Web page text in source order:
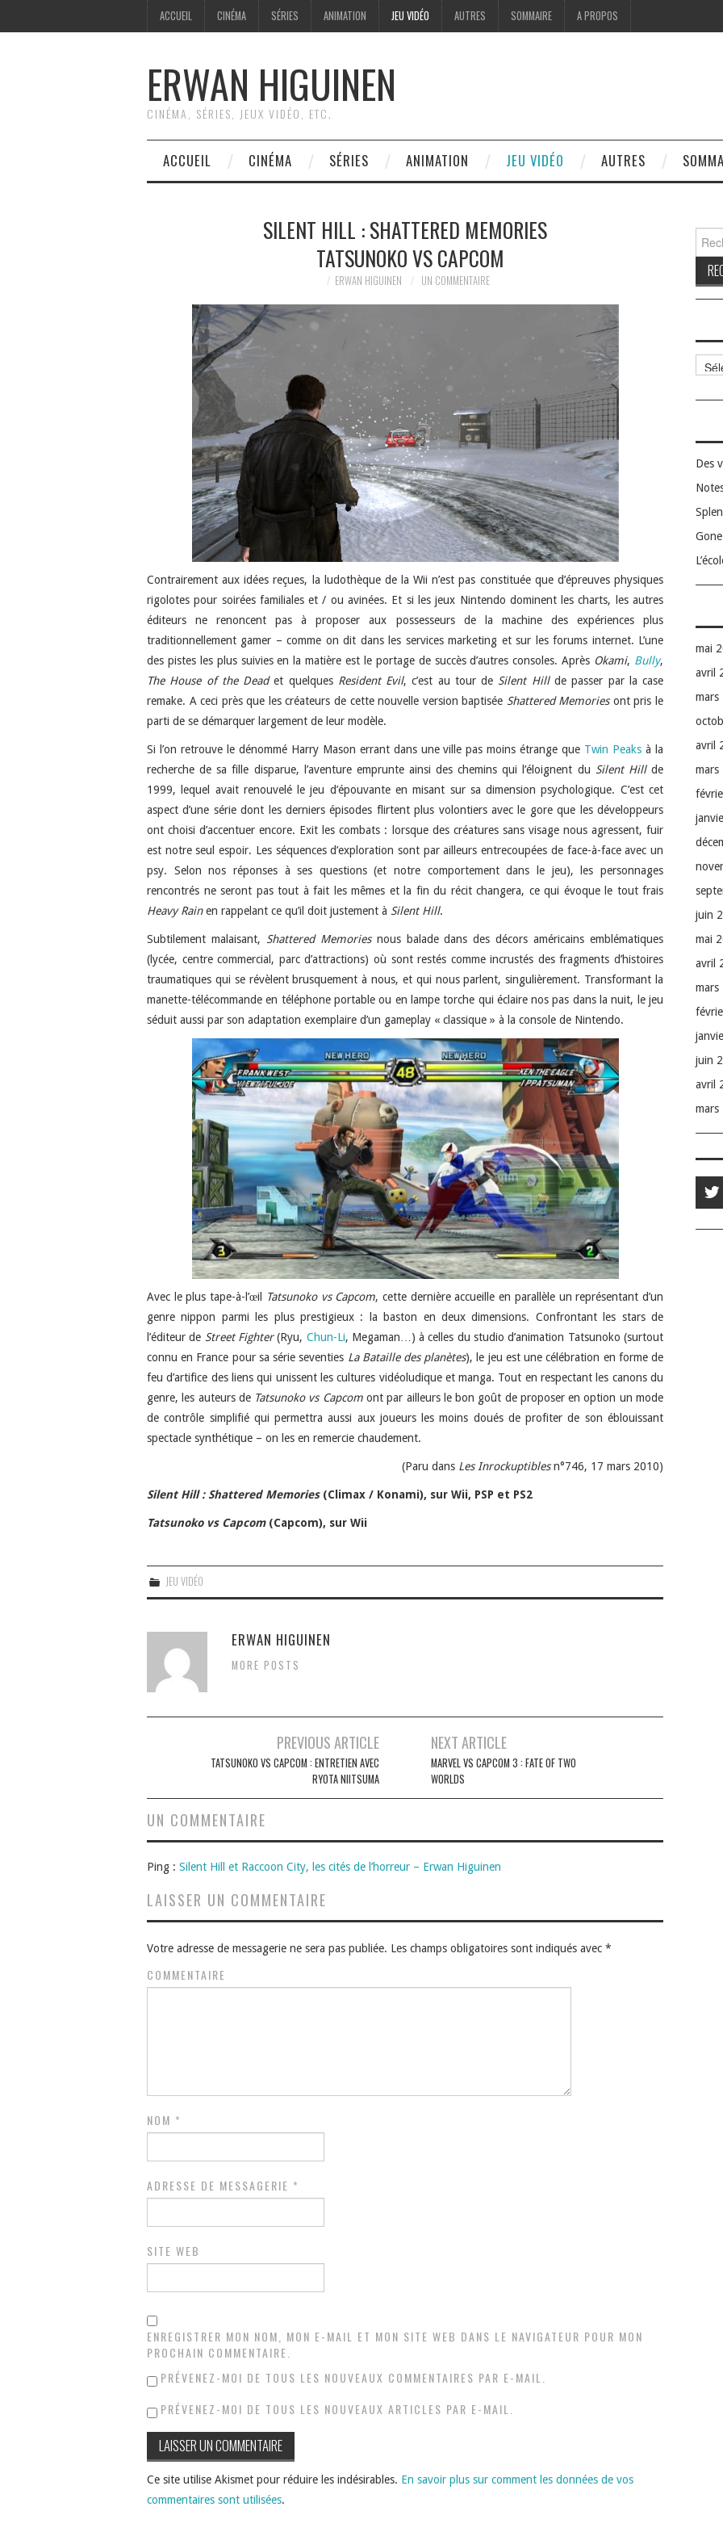
ACCUEIL CINÉMA SÉRIES ANIMATION JEU VIDÉO AUTRES SOMMAIRE A PROPOS
ERWAN HIGUINEN
CINÉMA, SÉRIES, JEUX VIDÉO, ETC.
ACCUEIL CINÉMA SÉRIES ANIMATION JEU VIDÉO AUTRES
SILENT HILL : SHATTERED MEMORIES
TATSUNOKO VS CAPCOM
ERWAN HIGUINEN UN COMMENTAIRE
Contrairement aux idées reçues, la ludothèque de la Wii n’est pas constituée que d’épreuves physiques
rigolotes pour soirées familiales et / ou avinées. Et si les jeux Nintendo dominent les charts, les autres
éditeurs ne renoncent pas à proposer aux possesseurs de la machine des expériences plus
traditionnellement gamer – comme on dit dans les services marketing et sur les forums internet. L’une
des pistes les plus suivies en la matière est le portage de succès d’autres consoles. Après Okami, Bully,
The House of the Deadet quelques Resident Evil, c’est au tour de Silent Hillde passer par la case
remake. A ceci près que les créateurs de cette nouvelle version baptisée Shattered Memoriesont pris le
parti de se démarquer largement de leur modèle.
Si l’on retrouve le dénommé Harry Mason errant dans une ville pas moins étrange que Twin Peaks à la
recherche de sa fille disparue, l’aventure emprunte ainsi des chemins qui l’éloignent du Silent Hillde
1999, lequel avait renouvelé le jeu d’épouvante en misant sur sa dimension psychologique. C’est cet
aspect d’une série dont les derniers épisodes flirtent plus volontiers avec le gore que les développeurs
ont choisi d’accentuer encore. Exit les combats : lorsque des créatures sans visage nous agressent, fuir
est notre seul espoir. Les séquences d’exploration sont par ailleurs entrecoupées de face-à-face avec un
psy. Selon nos réponses à ses questions (et notre comportement dans le jeu), les personnages
rencontrés ne seront pas tout à fait les mêmes et la fin du récit changera, ce qui évoque le tout frais
Heavy Rainen rappelant ce qu’il doit justement à Silent Hill.
Subtilement malaisant, Shattered Memoriesnous balade dans des décors américains emblématiques
(lycée, centre commercial, parc d’attractions) où sont restés comme incrustés des fragments d’histoires
traumatiques qui se révèlent brusquement à nous, et qui nous parlent, singulièrement. Transformant la
manette-télécommande en téléphone portable ou en lampe torche qui éclaire nos pas dans la nuit, le jeu
séduit aussi par son adaptation exemplaire d’un gameplay « classique » à la console de Nintendo.
Avec le plus tape-à-l’œil Tatsunoko vs Capcom, cette dernière accueille en parallèle un représentant d’un
genre nippon parmi les plus prestigieux : la baston en deux dimensions. Confrontant les stars de
l’éditeur de Street Fighter(Ryu, Chun-Li, Megaman…) à celles du studio d’animation Tatsunoko (surtout
connu en France pour sa série seventies La Bataille des planètes), le jeu est une célébration en forme de
feu d’artifice des liens qui unissent les cultures vidéoludique et manga. Tout en respectant les canons du
genre, les auteurs de Tatsunoko vs Capcomont par ailleurs le bon goût de proposer en option un mode
de contrôle simplifié qui permettra aussi aux joueurs les moins doués de profiter de son éblouissant
spectacle synthétique – on les en remercie chaudement.
(Paru dans Les Inrockuptiblesn°746, 17 mars 2010)
Silent Hill : Shattered Memories (Climax / Konami), sur Wii, PSP et PS2
Tatsunoko vs Capcom (Capcom), sur Wii
JEU VIDÉO
ERWAN HIGUINEN
MORE POSTS
PREVIOUS ARTICLE
TATSUNOKO VS CAPCOM : ENTRETIEN AVEC
RYOTA NIITSUMA
NEXT ARTICLE
MARVEL VS CAPCOM 3 : FATE OF TWO
WORLDS
UN COMMENTAIRE
Ping : Silent Hill et Raccoon City, les cités de l’horreur – Erwan Higuinen
LAISSER UN COMMENTAIRE
Votre adresse de messagerie ne sera pas publiée. Les champs obligatoires sont indiqués avec *
COMMENTAIRE
NOM *
ADRESSE DE MESSAGERIE *
SITE WEB
ENREGISTRER MON NOM, MON E-MAIL ET MON SITE WEB DANS LE NAVIGATEUR POUR MON
PROCHAIN COMMENTAIRE.
PRÉVENEZ-MOI DE TOUS LES NOUVEAUX COMMENTAIRES PAR E-MAIL.
PRÉVENEZ-MOI DE TOUS LES NOUVEAUX ARTICLES PAR E-MAIL.
Ce site utilise Akismet pour réduire les indésirables. En savoir plus sur comment les données de vos
commentaires sont utilisées.
Des
mai
avril
mars
avril
mars
juin
mai
avril
mars
juin
avril
mars